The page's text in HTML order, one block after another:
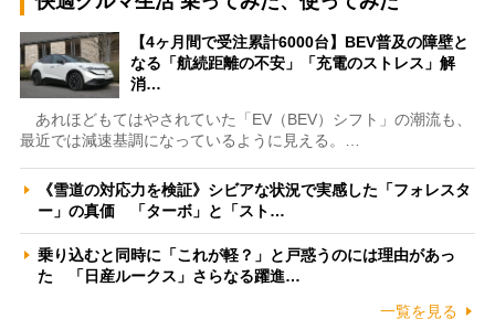
【4ヶ月間で受注累計6000台】BEV普及の障壁と
なる「航続距離の不安」「充電のストレス」解
消…
あれほどもてはやされていた「EV（BEV）シフト」の潮流も、
最近では減速基調になっているように見える。…
《雪道の対応力を検証》シビアな状況で実感した「フォレスタ
ー」の真価 「ターボ」と「スト…
乗り込むと同時に「これが軽？」と戸惑うのには理由があっ
た 「日産ルークス」さらなる躍進…
一覧を見る